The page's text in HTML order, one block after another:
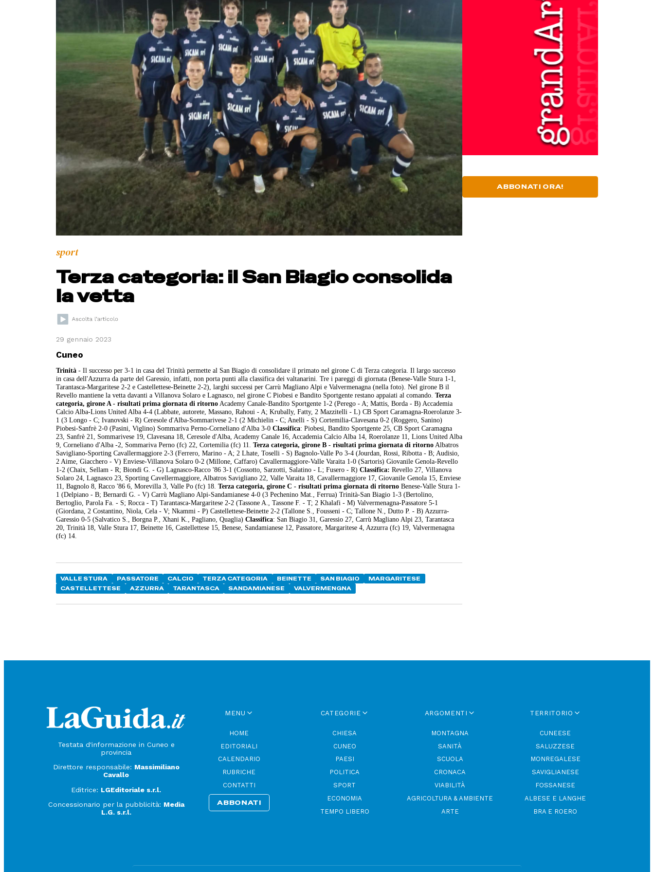
sport
Terza categoria: il San Biagio consolida
la vetta
29 gennaio 2023
Cuneo
Trinità - Il successo per 3-1 in casa del Trinità permette al San Biagio di consolidare il primato nel girone C di Terza categoria. Il largo successo
in casa dell'Azzurra da parte del Garessio, infatti, non porta punti alla classifica dei valtanarini. Tre i pareggi di giornata (Benese-Valle Stura 1-1,
Tarantasca-Margaritese 2-2 e Castellettese-Beinette 2-2), larghi successi per Carrù Magliano Alpi e Valvermenagna (nella foto). Nel girone B il
Revello mantiene la vetta davanti a Villanova Solaro e Lagnasco, nel girone C Piobesi e Bandito Sportgente restano appaiati al comando.Terza
categoria, girone A - risultati prima giornata di ritorno Academy Canale-Bandito Sportgente 1-2 (Perego - A; Mattis, Borda - B) Accademia
Calcio Alba-Lions United Alba 4-4 (Labbate, autorete, Massano, Rahoui - A; Krubally, Fatty, 2 Mazzitelli - L) CB Sport Caramagna-Roerolanze 3-
1 (3 Longo - C; Ivanovski - R) Ceresole d'Alba-Sommarivese 2-1 (2 Michielin - C; Anelli - S) Cortemilia-Clavesana 0-2 (Roggero, Sanino)
Piobesi-Sanfrè 2-0 (Pasini, Viglino) Sommariva Perno-Corneliano d'Alba 3-0Classifica: Piobesi, Bandito Sportgente 25, CB Sport Caramagna
23, Sanfrè 21, Sommarivese 19, Clavesana 18, Ceresole d'Alba, Academy Canale 16, Accademia Calcio Alba 14, Roerolanze 11, Lions United Alba
9, Corneliano d'Alba -2, Sommariva Perno (fc) 22, Cortemilia (fc) 11.Terza categoria, girone B - risultati prima giornata di ritorno Albatros
Savigliano-Sporting Cavallermaggiore 2-3 (Ferrero, Marino - A; 2 Lhate, Toselli - S) Bagnolo-Valle Po 3-4 (Jourdan, Rossi, Ribotta - B; Audisio,
2 Aime, Giacchero - V) Enviese-Villanova Solaro 0-2 (Millone, Caffaro) Cavallermaggiore-Valle Varaita 1-0 (Sartoris) Giovanile Genola-Revello
1-2 (Chaix, Sellam - R; Biondi G. - G) Lagnasco-Racco '86 3-1 (Cossotto, Sarzotti, Salatino - L; Fusero - R)Classifica: Revello 27, Villanova
Solaro 24, Lagnasco 23, Sporting Cavellermaggiore, Albatros Savigliano 22, Valle Varaita 18, Cavallermaggiore 17, Giovanile Genola 15, Enviese
11, Bagnolo 8, Racco '86 6, Morevilla 3, Valle Po (fc) 18.Terza categoria, girone C - risultati prima giornata di ritorno Benese-Valle Stura 1-
1 (Delpiano - B; Bernardi G. - V) Carrù Magliano Alpi-Sandamianese 4-0 (3 Pechenino Mat., Ferrua) Trinità-San Biagio 1-3 (Bertolino,
Bertoglio, Parola Fa. - S; Rocca - T) Tarantasca-Margaritese 2-2 (Tassone A., Tassone F. - T; 2 Khalafi - M) Valvermenagna-Passatore 5-1
(Giordana, 2 Costantino, Niola, Cela - V; Nkammi - P) Castellettese-Beinette 2-2 (Tallone S., Fousseni - C; Tallone N., Dutto P. - B) Azzurra-
Garessio 0-5 (Salvatico S., Borgna P., Xhani K., Pagliano, Quaglia)Classifica: San Biagio 31, Garessio 27, Carrù Magliano Alpi 23, Tarantasca
20, Trinità 18, Valle Stura 17, Beinette 16, Castellettese 15, Benese, Sandamianese 12, Passatore, Margaritese 4, Azzurra (fc) 19, Valvermenagna
(fc) 14.
VALLE STURA PASSATORE CALCIO TERZA CATEGORIA BEINETTE SAN BIAGIO
MARGARITESE
CASTELLETTESE
AZZURRA TARANTASCA SANDAMIANESE VALVERMENGNA
ABBONATI ORA!
Testata d'informazione in Cuneo e
provincia
Direttore responsabile: Massimiliano
Cavallo
Editrice: LGEditoriale s.r.l.
Concessionario per la pubblicità: Media
L.G. s.r.l.
MENU
HOME
EDITORIALI
CALENDARIO
RUBRICHE
CONTATTI
ABBONATI
CATEGORIE
CHIESA
CUNEO
PAESI
POLITICA
SPORT
ECONOMIA
TEMPO LIBERO
ARGOMENTI
MONTAGNA
SANITÀ
SCUOLA
CRONACA
VIABILITÀ
AGRICOLTURA & AMBIENTE
ARTE
TERRITORIO
CUNEESE
SALUZZESE
MONREGALESE
SAVIGLIANESE
FOSSANESE
ALBESE E LANGHE
BRA E ROERO